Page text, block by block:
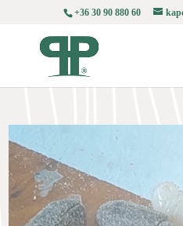
+36 30 90 880 60